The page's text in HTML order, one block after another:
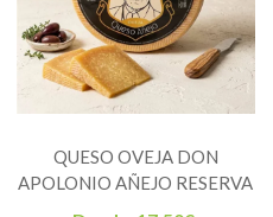
QUESO OVEJA DON
APOLONIO AÑEJO RESERVA